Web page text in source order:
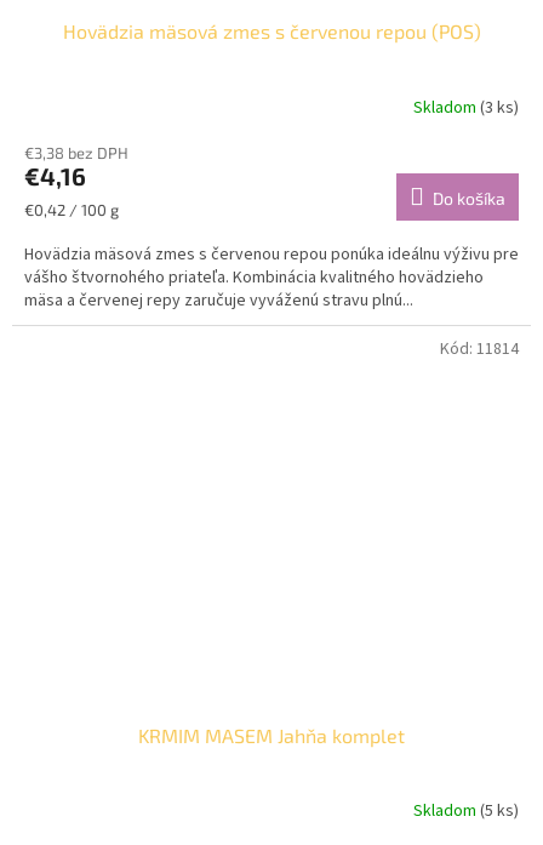
Hovädzia mäsová zmes s červenou repou (POS)
Skladom (3 ks)
€3,38 bez DPH
€4,16
Jednotková
€0,42 / 100 g
Do košíka
Hovädzia mäsová zmes s červenou repou ponúka ideálnu výživu pre
vášho štvornohého priateľa. Kombinácia kvalitného hovädzieho
mäsa a červenej repy zaručuje vyváženú stravu plnú...
KRMIM MASEM Jahňa komplet
Skladom (5 ks)
Kód: 11814